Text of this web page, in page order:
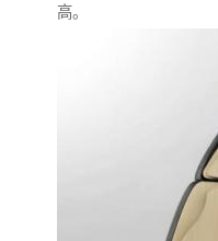
高。